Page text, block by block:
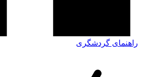
راهنمای گردشگری